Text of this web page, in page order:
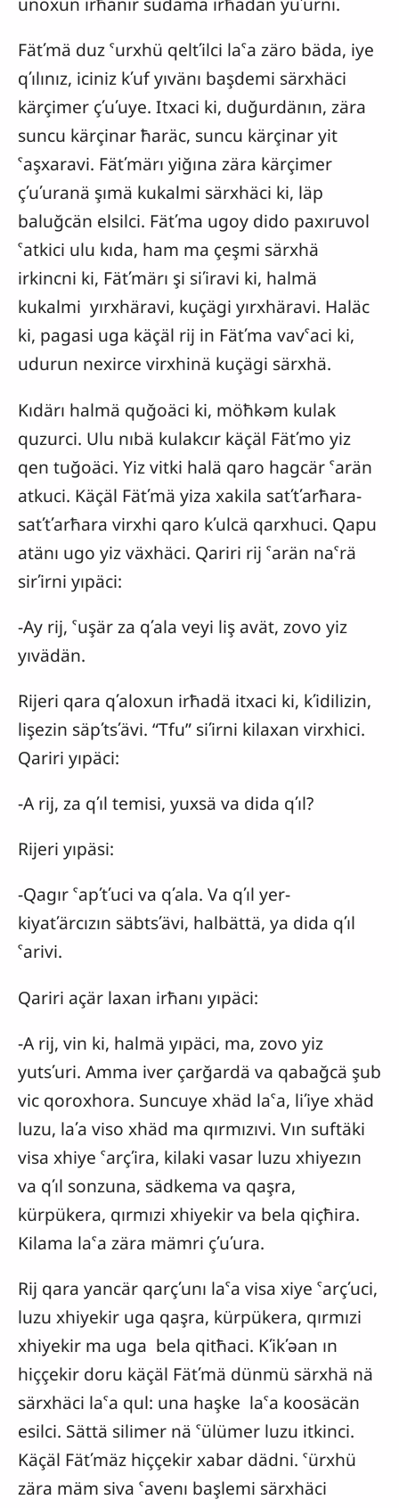
Fätʹmä duz ˁurxhü qeltʹilci laˁa zäro bäda, iye
qʹılınız, iciniz kʹuf yıvänı başdemi särxhäci
kärçimer çʹuʹuye. Itxaci ki, duğurdänın, zära
suncu kärçinar ħaräc, suncu kärçinar yit
ˁaşxaravi. Fätʹmärı yiğına zära kärçimer
çʹuʹuranä şımä kukalmi särxhäci ki, läp
baluğcän elsilci. Fätʹma ugoy dido paxıruvol
ˁatkici ulu kıda, ham ma çeşmi särxhä
irkincni ki, Fätʹmärı şi siʹiravi ki, halmä
kukalmi yırxhäravi, kuçägi yırxhäravi. Haläc
ki, pagasi uga käçäl rij in Fätʹma vavˁaci ki,
udurun nexirce virxhinä kuçägi särxhä.
Kıdärı halmä quğoäci ki, möħkəm kulak
quzurci. Ulu nıbä kulakcır käçäl Fätʹmo yiz
qen tuğoäci. Yiz vitki halä qaro hagcär ˁarän
atkuci. Käçäl Fätʹmä yiza xakila satʹtʹarħara-
satʹtʹarħara virxhi qaro kʹulcä qarxhuci. Qapu
atänı ugo yiz växhäci. Qariri rij ˁarän naˁrä
sirʹirni yıpäci:
-Ay rij, ˁuşär za qʹala veyi liş avät, zovo yiz
yıvädän.
Rijeri qara qʹaloxun irħadä itxaci ki, kʹidilizin,
lişezin säpʹtsʹävi. “Tfu” siʹirni kilaxan virxhici.
Qariri yıpäci:
-A rij, za qʹıl temisi, yuxsä va dida qʹıl?
Rijeri yıpäsi:
-Qagır ˁapʹtʹuci va qʹala. Va qʹıl yer-
kiyatʹärcızın säbtsʹävi, halbättä, ya dida qʹıl
ˁarivi.
Qariri açär laxan irħanı yıpäci:
-A rij, vin ki, halmä yıpäci, ma, zovo yiz
yutsʹuri. Amma iver çarğardä va qabağcä şub
vic qoroxhora. Suncuye xhäd laˁa, liʹiye xhäd
luzu, laʹa viso xhäd ma qırmızıvi. Vın suftäki
visa xhiye ˁarçʹira, kilaki vasar luzu xhiyezın
va qʹıl sonzuna, sädkema va qaşra,
kürpükera, qırmızi xhiyekir va bela qiçħira.
Kilama laˁa zära mämri çʹuʹura.
Rij qara yancär qarçʹunı laˁa visa xiye ˁarçʹuci,
luzu xhiyekir uga qaşra, kürpükera, qırmızi
xhiyekir ma uga bela qitħaci. Kʹikʹəan ın
hiççekir doru käçäl Fätʹmä dünmü särxhä nä
särxhäci laˁa qul: una haşke laˁa koosäcän
esilci. Sättä silimer nä ˁülümer luzu itkinci.
Käçäl Fätʹmäz hiççekir xabar dädni. ˁürxhü
zära mäm siva ˁavenı başlemi särxhäci